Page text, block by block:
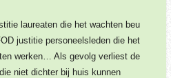
laureaten die het wachten beu
justitie personeelsleden die het
werken… Als gevolg verliest de
niet dichter bij huis kunnen